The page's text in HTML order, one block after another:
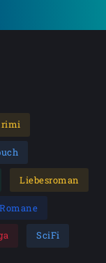
Liebesroman
SciFi